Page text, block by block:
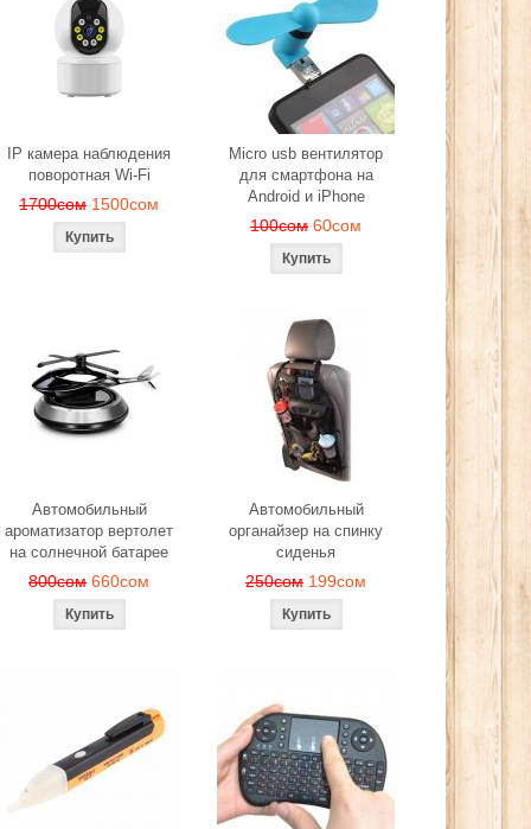
IP камера наблюдения
поворотная Wi-Fi
1700сом 1500сом
Micro usb вентилятор
для смартфона на
Android и iPhone
100сом 60сом
Автомобильный
ароматизатор вертолет
на солнечной батарее
800сом 660сом
Автомобильный
органайзер на спинку
сиденья
250сом 199сом